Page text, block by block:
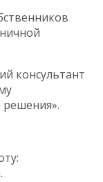
консультант